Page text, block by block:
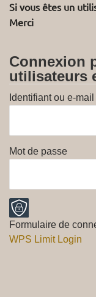
Si vous êtes un
Merci
Connexion
utilisateurs
Identifiant ou e-mail
Mot de passe
Formulaire de
WPS Limit Login